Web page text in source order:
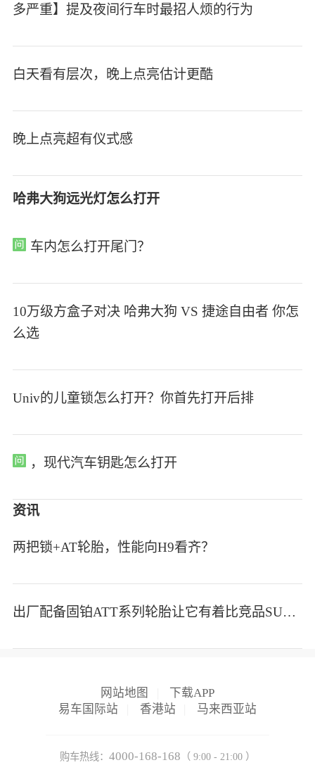
多严重】提及夜间行车时最招人烦的行为
白天看有层次，晚上点亮估计更酷
晚上点亮超有仪式感
哈弗大狗远光灯怎么打开
车内怎么打开尾门？
10万级方盒子对决 哈弗大狗 VS 捷途自由者 你怎
么选
Univ的儿童锁怎么打开？你首先打开后排
，现代汽车钥匙怎么打开
资讯
两把锁+AT轮胎，性能向H9看齐？
出厂配备固铂ATT系列轮胎让它有着比竞品SUV更强的越野取向
网站地图
下载APP
易车国际站
香港站 马来西亚站
购车热线： 4000-168-168 （ 9:00 - 21:00 ）